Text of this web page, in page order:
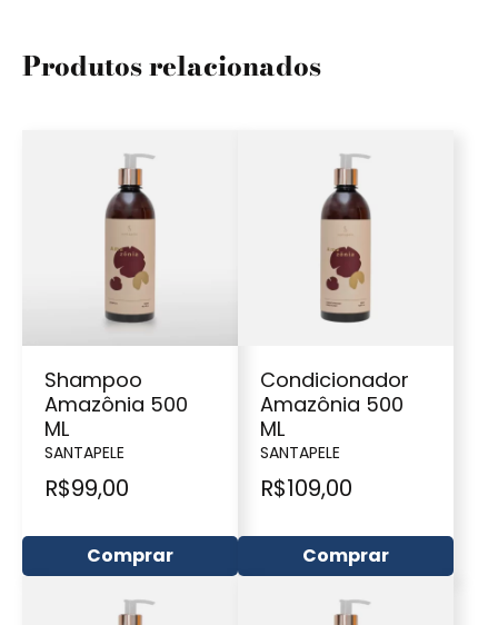
Produtos relacionados
Shampoo
Amazônia 500
ML
SANTAPELE
R$99,00
Comprar
Condicionador
Amazônia 500
ML
SANTAPELE
R$109,00
Comprar